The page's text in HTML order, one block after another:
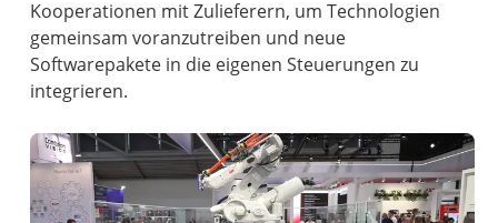
Kooperationen mit Zulieferern, um Technologien
gemeinsam voranzutreiben und neue
Softwarepakete in die eigenen Steuerungen zu
integrieren.